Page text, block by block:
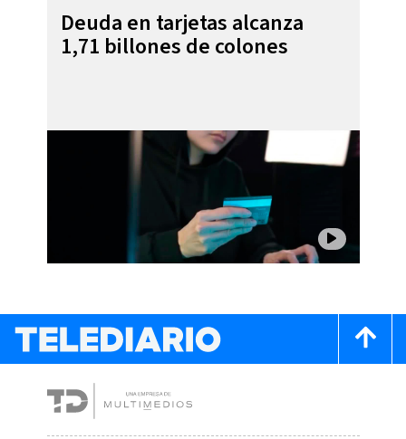
Deuda en tarjetas alcanza
1,71 billones de colones